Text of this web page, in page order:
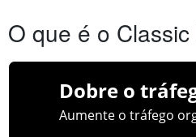
O que é o
Dobre o
Aumente o tráfego